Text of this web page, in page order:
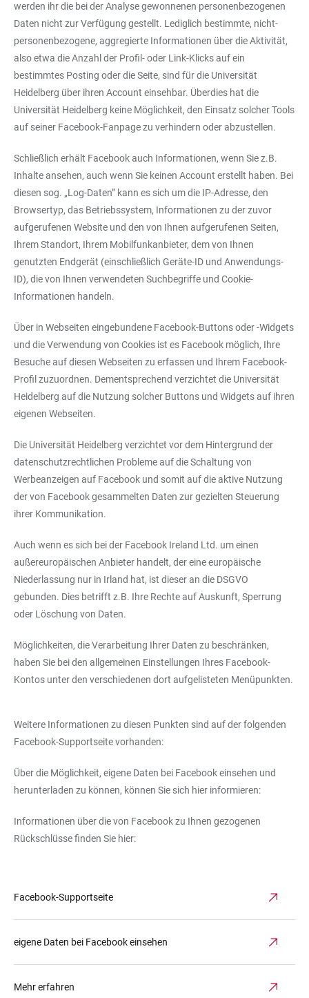
werden ihr die bei der Analyse gewonnenen personenbezogenen
Daten nicht zur Verfügung gestellt. Lediglich bestimmte, nicht-
personenbezogene, aggregierte Informationen über die Aktivität,
also etwa die Anzahl der Profil- oder Link-Klicks auf ein
bestimmtes Posting oder die Seite, sind für die Universität
Heidelberg über ihren Account einsehbar. Überdies hat die
Universität Heidelberg keine Möglichkeit, den Einsatz solcher Tools
auf seiner Facebook-Fanpage zu verhindern oder abzustellen.
Schließlich erhält Facebook auch Informationen, wenn Sie z.B.
Inhalte ansehen, auch wenn Sie keinen Account erstellt haben. Bei
diesen sog. „Log-Daten” kann es sich um die IP-Adresse, den
Browsertyp, das Betriebssystem, Informationen zu der zuvor
aufgerufenen Website und den von Ihnen aufgerufenen Seiten,
Ihrem Standort, Ihrem Mobilfunkanbieter, dem von Ihnen
genutzten Endgerät (einschließlich Geräte-ID und Anwendungs-
ID), die von Ihnen verwendeten Suchbegriffe und Cookie-
Informationen handeln.
Über in Webseiten eingebundene Facebook-Buttons oder -Widgets
und die Verwendung von Cookies ist es Facebook möglich, Ihre
Besuche auf diesen Webseiten zu erfassen und Ihrem Facebook-
Profil zuzuordnen. Dementsprechend verzichtet die Universität
Heidelberg auf die Nutzung solcher Buttons und Widgets auf ihren
eigenen Webseiten.
Die Universität Heidelberg verzichtet vor dem Hintergrund der
datenschutzrechtlichen Probleme auf die Schaltung von
Werbeanzeigen auf Facebook und somit auf die aktive Nutzung
der von Facebook gesammelten Daten zur gezielten Steuerung
ihrer Kommunikation.
Auch wenn es sich bei der Facebook Ireland Ltd. um einen
außereuropäischen Anbieter handelt, der eine europäische
Niederlassung nur in Irland hat, ist dieser an die DSGVO
gebunden. Dies betrifft z.B. Ihre Rechte auf Auskunft, Sperrung
oder Löschung von Daten.
Möglichkeiten, die Verarbeitung Ihrer Daten zu beschränken,
haben Sie bei den allgemeinen Einstellungen Ihres Facebook-
Kontos unter den verschiedenen dort aufgelisteten Menüpunkten.
Weitere Informationen zu diesen Punkten sind auf der folgenden
Facebook-Supportseite vorhanden:
Über die Möglichkeit, eigene Daten bei Facebook einsehen und
herunterladen zu können, können Sie sich hier informieren:
Informationen über die von Facebook zu Ihnen gezogenen
Rückschlüsse finden Sie hier:
Facebook-Supportseite
eigene Daten bei Facebook einsehen
Mehr erfahren